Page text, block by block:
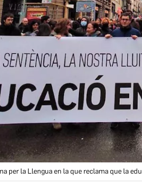
per la Llengua en la que reclama que la